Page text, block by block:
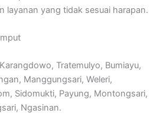
layanan yang tidak sesuai harapan.
Tratemulyo, Bumiayu,
Manggungsari, Weleri,
Sidomukti, Payung, Montongsari,
Ngasinan.